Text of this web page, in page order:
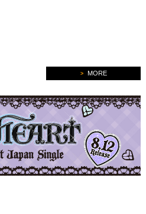
> MORE